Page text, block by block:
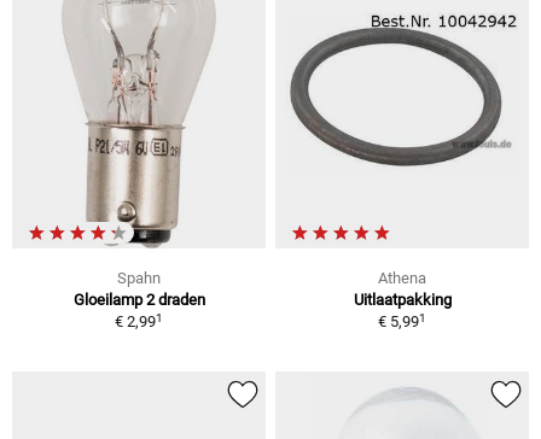
Spahn
Gloeilamp 2 draden
€ 2,991
Athena
Uitlaatpakking
€ 5,991